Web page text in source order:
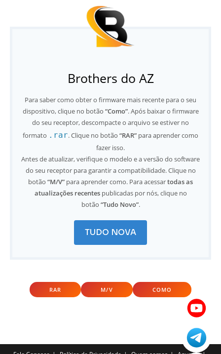
Brothers do AZ
Para saber como obter o firmware mais recente para o seu
dispositivo, clique no botão “Como”. Após baixar o firmware
do seu receptor, descompacte o arquivo se estiver no
formato .rar. Clique no botão “RAR” para aprender como
fazer isso.
Antes de atualizar, verifique o modelo e a versão do software
do seu receptor para garantir a compatibilidade. Clique no
botão “M/V” para aprender como. Para acessartodas as
atualizações recentespublicadas por nós, clique no
botão “Tudo Novo”.
TUDO NOVA
RAR M/V COMO